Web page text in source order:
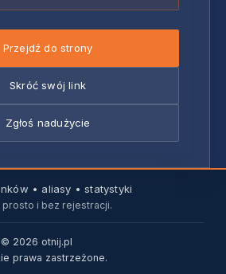
Przejdź do strony
Skróć swój link
Zgłoś nadużycie
• aliasy • statystyki
prosto i bez rejestracji.
© 2026 otnij.pl
prawa zastrzeżone.